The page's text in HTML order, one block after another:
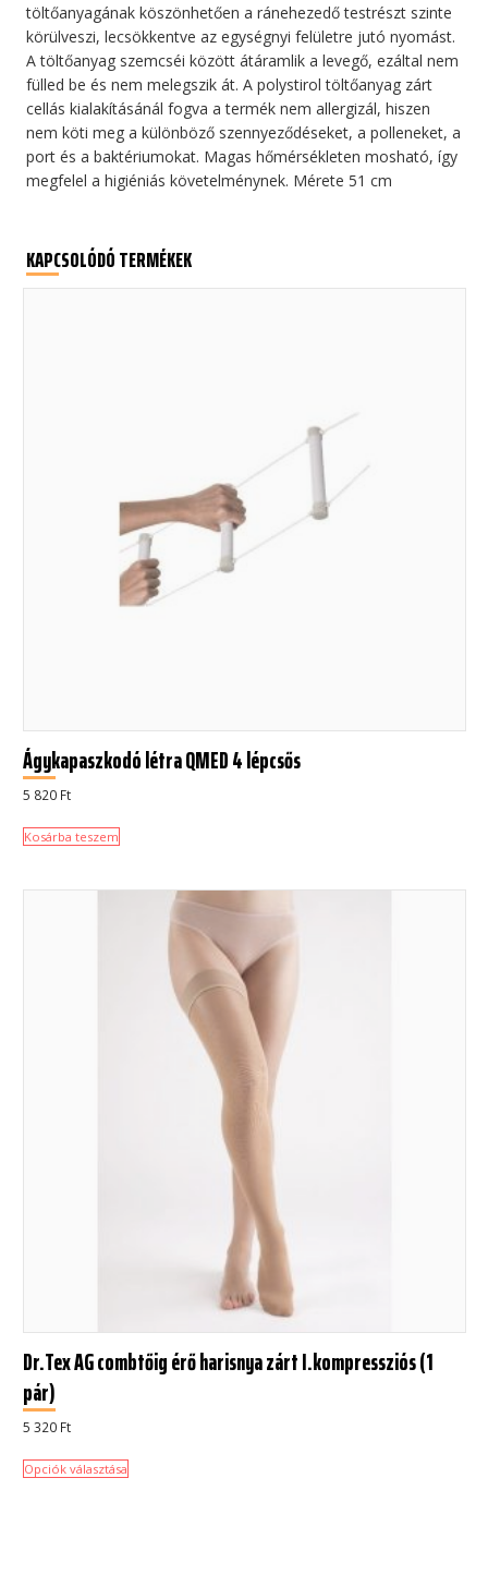
töltőanyagának köszönhetően a ránehezedő testrészt szinte
körülveszi, lecsökkentve az egységnyi felületre jutó nyomást.
A töltőanyag szemcséi között átáramlik a levegő, ezáltal nem
fülled be és nem melegszik át. A polystirol töltőanyag zárt
cellás kialakításánál fogva a termék nem allergizál, hiszen
nem köti meg a különböző szennyeződéseket, a polleneket, a
port és a baktériumokat. Magas hőmérsékleten mosható, így
megfelel a higiéniás követelménynek. Mérete 51 cm
KAPCSOLÓDÓ TERMÉKEK
Ágykapaszkodó létra QMED 4 lépcsős
5 820 Ft
Kosárba teszem
Dr.Tex AG combtőig érő harisnya zárt I.kompressziós (1
pár)
5 320 Ft
Opciók választása